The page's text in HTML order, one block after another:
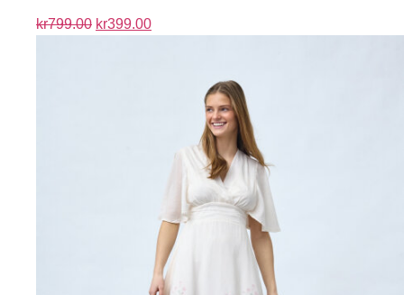
kr799.00 kr399.00